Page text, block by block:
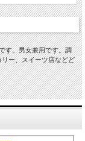
す。男女兼用です。調
ー、スイーツ店などど